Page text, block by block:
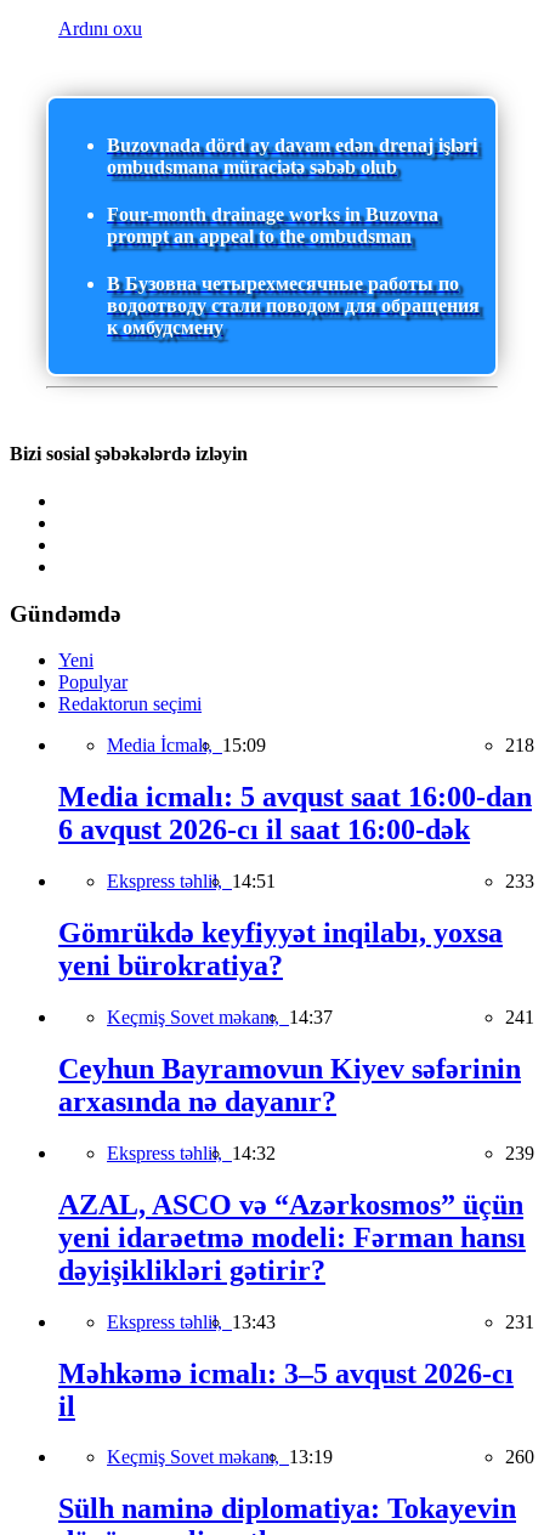
Ardını oxu
Buzovnada dörd ay davam edən drenaj işləri
ombudsmana müraciətə səbəb olub
Four-month drainage works in Buzovna
prompt an appeal to the ombudsman
В Бузовна четырехмесячные работы по
водоотводу стали поводом для обращения
к омбудсмену
Bizi sosial şəbəkələrdə izləyin
Gündəmdə
Yeni
Populyar
Redaktorun seçimi
Media İcmalı, 15:09 218
Media icmalı: 5 avqust saat 16:00-dan
6 avqust 2026-cı il saat 16:00-dək
Ekspress təhlil, 14:51 233
Gömrükdə keyfiyyət inqilabı, yoxsa
yeni bürokratiya?
Keçmiş Sovet məkanı, 14:37 241
Ceyhun Bayramovun Kiyev səfərinin
arxasında nə dayanır?
Ekspress təhlil, 14:32 239
AZAL, ASCO və “Azərkosmos” üçün
yeni idarəetmə modeli: Fərman hansı
dəyişiklikləri gətirir?
Ekspress təhlil, 13:43 231
Məhkəmə icmalı: 3–5 avqust 2026-cı
il
Keçmiş Sovet məkanı, 13:19 260
Sülh naminə diplomatiya: Tokayevin